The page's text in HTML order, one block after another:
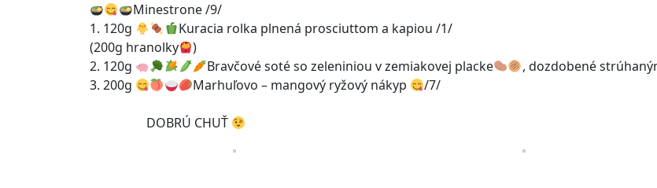
Minestrone /9/
1. 120g
Kuracia rolka plnená prosciuttom a kapiou /1/
(200g hranolky
)
2. 120g
Bravčové soté so zeleniniou v zemiakovej placke , dozdobené
3. 200g
Marhuľovo – mangový ryžový nákyp /7/
DOBRÚ CHUŤ